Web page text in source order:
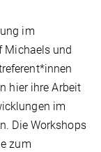
im
Michaels und
hier ihre Arbeit
im
Die Workshops
zum